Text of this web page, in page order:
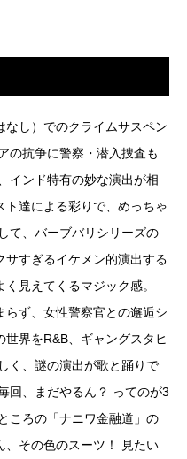
し）でのクライムサスペン
の抗争に警察・潜入捜査も
インド特有の妙な演出が相
ト達による彩りで、めっちゃ
て、バーブバリシリーズの
サすぎるイケメン的演出する
見えてくるマジック感。
らず、女性警察官との邂逅シ
界をR&B、ギャングスタヒ
く、謎の演出が歌と踊りで
回、まだやるん？ ってのが3
ころの「ナニワ金融道」の
、その色のスーツ！ 見たい